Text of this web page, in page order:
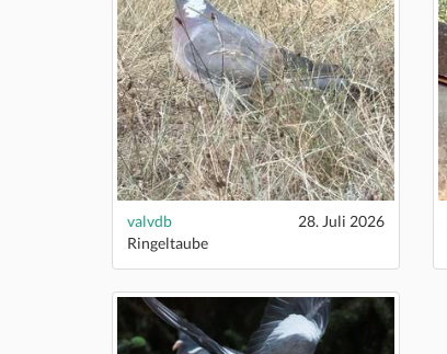
valvdb
28. Juli 2026
Ringeltaube